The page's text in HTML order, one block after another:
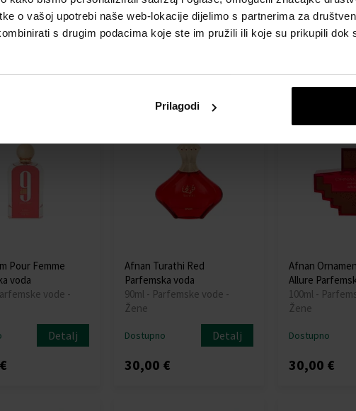
o vašoj upotrebi naše web-lokacije dijelimo s partnerima za
s drugim podacima koje ste im pružili ili koje su prikupili dok
Prilagodi
vode -
100ml - Parfemske vode -
Muškarci
116,00 €
100ml -
Unisex
46,00 €
Pour Femme
voda
vode -
Detalj
Afnan Turathi Red
Parfemska voda
90ml - Parfemske vode -
Žene
Dostupno Detalj
30,00 €
Afnan
Allure
100ml -
Žene
Dostupno
30,00 €